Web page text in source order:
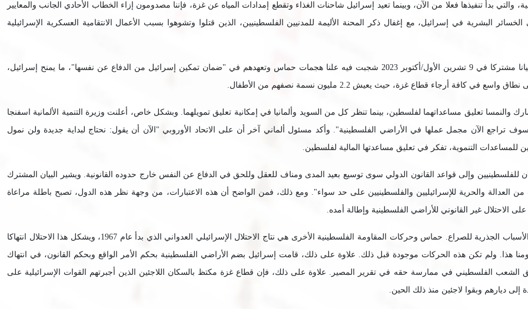
بدأ تنفيذها فعلا من الآن، وبينما تعيد إسرائيل شاحنات الغذاء وتقطع إمدادات المياه عن غزة، فإننا مصدومون إزاء الخطاب الأحادي الجانب والمعايير
البشرية في إسرائيل، مع إغفال ذكر المحنة الأليمة للمدنيين الفلسطينيين، الذين قتلوا وتشوهوا بسبب الأعمال الانتقامية العسكرية الإسرائيلية
ومع هذا كله، أصدرت الولايات المتحدة مع بريطانيا وألمانيا وإيطاليا وفرنسا بيانا مشتركا في 9 تشرين الأول/أكتوبر 2023 شجبت فيه علنا هجمات حماس وتعهدهم في "ضمان تمكين إسرائيل من الدفاع عن نفسها"، ما يمنح إسرائيل،
أرجاء قطاع غزة، حيث يعيش 2.2 مليون نسمة نصفهم من الأطفال.
تعليق مساعداتهما لفلسطين، بينما تنظر كل من السويد وألمانيا في إمكانية تعليق تمويلهما. وبشكل خاص، أعلنت وزيرة التنمية الألمانية اسفنجا
تراجع الآن مجمل عملها في الأراضي الفلسطينية". وأكد مسئول ألماني آخر أن على الاتحاد الأوروبي "الآن أن يقول: نحتاج لبداية جديدة ولن نمول
للمساعدات التنموية، تفكر في تعليق مساعدتها المالية لفلسطين.
للفلسطينيين وإلى قواعد القانون الدولي سوى توسيع بعيد المدى ومناف للعقل وللحق في الدفاع عن النفس خارج حدوده القانونية. ويشير البيان المشترك
من العدالة والحرية للإسرائيليين والفلسطينيين على حد سواء". ومع ذلك، فمن الواضح أن هذه الاعتبارات، من وجهة نظر هذه الدول، تصبح باطلة مراعاة
الاحتلال غير القانوني للأراضي الفلسطينية وإطالة أمده.
إنه يتجاهل تماما الأسباب الجذرية للصراع. حماس وحركات المقاومة الفلسطينية الأخرى هي نتاج الاحتلال الإسرائيلي العدواني الذي بدأ عام 1967، ويشكل هذا الاحتلال انتهاكا
هذا. ولم تكن هذه الحركات موجودة قبل ذلك. علاوة على ذلك، قامت إسرائيل بضم الأراضي الفلسطينية بحكم الأمر الواقع وبحكم القانون، في انتهاك
الشعب الفلسطيني في ممارسة حقه في تقرير المصير. علاوة على ذلك، فإن قطاع غزة مكتظ بالسكان اللاجئين الذين أجبرتهم القوات الإسرائيلية على